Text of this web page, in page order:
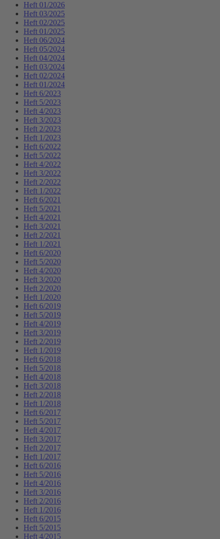
Heft 01/2026
Heft 03/2025
Heft 02/2025
Heft 01/2025
Heft 06/2024
Heft 05/2024
Heft 04/2024
Heft 03/2024
Heft 02/2024
Heft 01/2024
Heft 6/2023
Heft 5/2023
Heft 4/2023
Heft 3/2023
Heft 2/2023
Heft 1/2023
Heft 6/2022
Heft 5/2022
Heft 4/2022
Heft 3/2022
Heft 2/2022
Heft 1/2022
Heft 6/2021
Heft 5/2021
Heft 4/2021
Heft 3/2021
Heft 2/2021
Heft 1/2021
Heft 6/2020
Heft 5/2020
Heft 4/2020
Heft 3/2020
Heft 2/2020
Heft 1/2020
Heft 6/2019
Heft 5/2019
Heft 4/2019
Heft 3/2019
Heft 2/2019
Heft 1/2019
Heft 6/2018
Heft 5/2018
Heft 4/2018
Heft 3/2018
Heft 2/2018
Heft 1/2018
Heft 6/2017
Heft 5/2017
Heft 4/2017
Heft 3/2017
Heft 2/2017
Heft 1/2017
Heft 6/2016
Heft 5/2016
Heft 4/2016
Heft 3/2016
Heft 2/2016
Heft 1/2016
Heft 6/2015
Heft 5/2015
Heft 4/2015